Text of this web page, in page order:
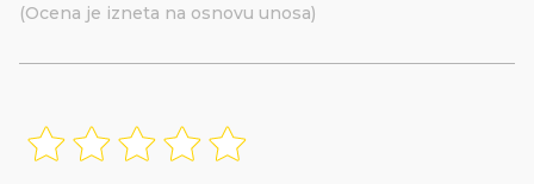
(Ocena je izneta na osnovu unosa)